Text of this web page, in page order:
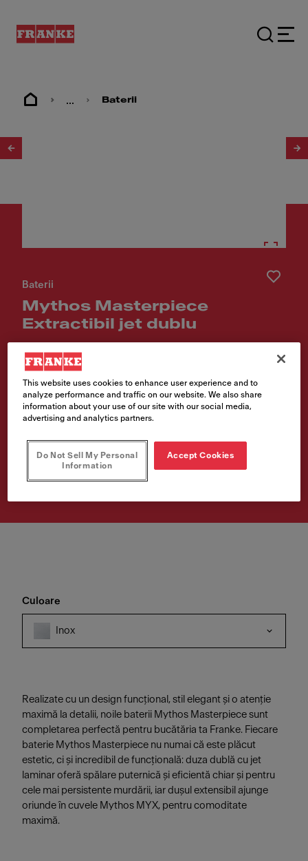
... Baterii
Baterii
Mythos Masterpiece
Extractibil jet dublu
Cod produs
115.0711.554
€ 748.00
Prețul include TVA 21%
Cumpără
Culoare
Inox
Realizate cu un design funcțional, stil elegant și o atenție
maximă la detalii, noile baterii Mythos Masterpiece sunt
completarea perfectă pentru bucătăria ta Franke. Fiecare
baterie Mythos Masterpiece nu numai că este plăcut
estetic, ci și incredibil de funcțională: duza dublă cu jet
laminar oferă spălare puternică și eficientă chiar și pentru
cele mai persistente murdării, iar dușul extensibil ajunge
oriunde în cuvele Mythos MYX, pentru comoditate
maximă.
This website uses cookies to enhance user experience and to
analyze performance and traffic on our website. We also share
information about your use of our site with our social media,
advertising and analytics partners.
Do Not Sell My Personal
Information
Accept Cookies